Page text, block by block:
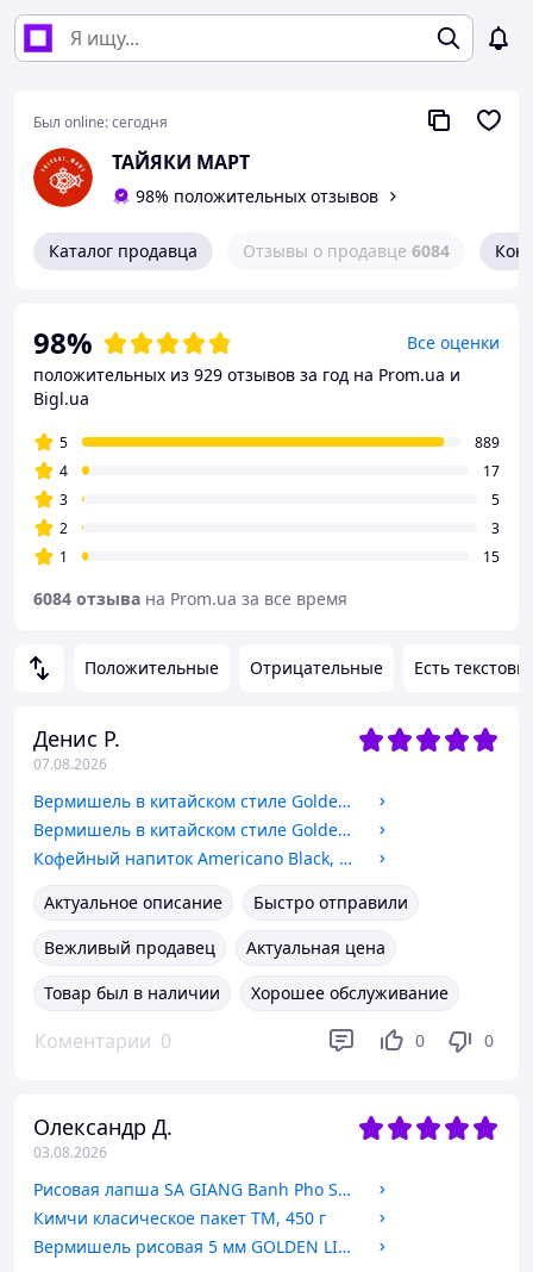
Был online:сегодня
ТАЙЯКИ МАРТ
98% положительных отзывов
Каталог продавца Отзывы о продавце 6084
Положительные Отрицательные Есть
Денис Р.
07.08.2026
Вермишель в китайском стиле Golden Wheat с соусом со вкусом жареной свинины Китай, 113 г
Вермишель в китайском стиле Golden Wheat с соусом со вкусом говядины острая Китай, 110 г
Кофейный напиток Americano Black, 190 мл, McNulty
Актуальное описание
Быстро отправили
Вежливый продавец
Актуальная цена
Товар был в наличии
Хорошее обслуживание
Коментарии 0 0 0
Олександр Д.
03.08.2026
Рисовая лапша SA GIANG Banh Pho Sa Dec 5 мм Таиланд, 400 г
Кимчи класическое пакет ТМ, 450 г
Вермишель рисовая 5 мм GOLDEN LION BRAND, без глютена Таиланд, 400 г.
98%
Все оценки
положительных из 929 отзывов за год на Prom.ua и
Bigl.ua
5
889
4
17
3
5
2
3
1
15
6084 отзыва на Prom.ua за все время